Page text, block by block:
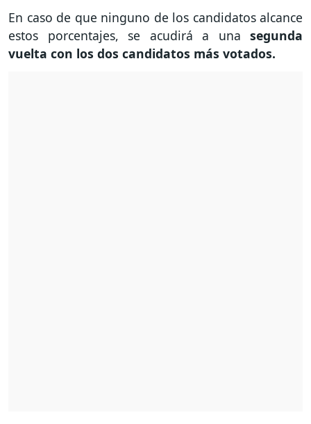
En caso de que ninguno de los candidatos alcance
estos porcentajes, se acudirá a una segunda
vuelta con los dos candidatos más votados.